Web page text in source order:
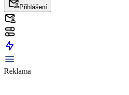
Přihlášení
Reklama